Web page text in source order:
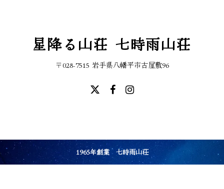
星降る山荘 七時雨山荘
〒028-7515 岩手県八幡平市古屋敷96
1965年創業 七時雨山荘